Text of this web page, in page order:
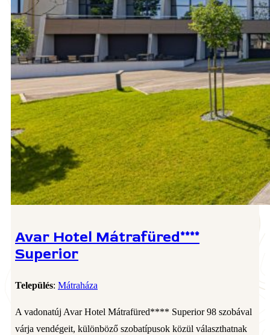
Avar Hotel Mátrafüred****
Superior
Település: Mátraháza
A vadonatúj Avar Hotel Mátrafüred**** Superior 98 szobával
várja vendégeit, különböző szobatípusok közül választhatnak